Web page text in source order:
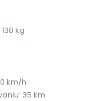
kg
km/h
35 km